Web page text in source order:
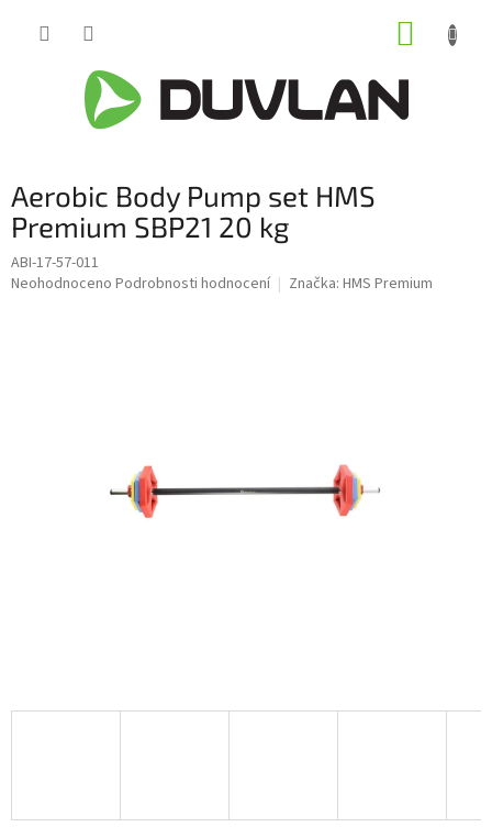
Aerobic Body Pump set HMS
Premium SBP21 20 kg
ABI-17-57-011
Průměrné
Neohodnoceno Podrobnosti hodnocení Značka: HMS Premium